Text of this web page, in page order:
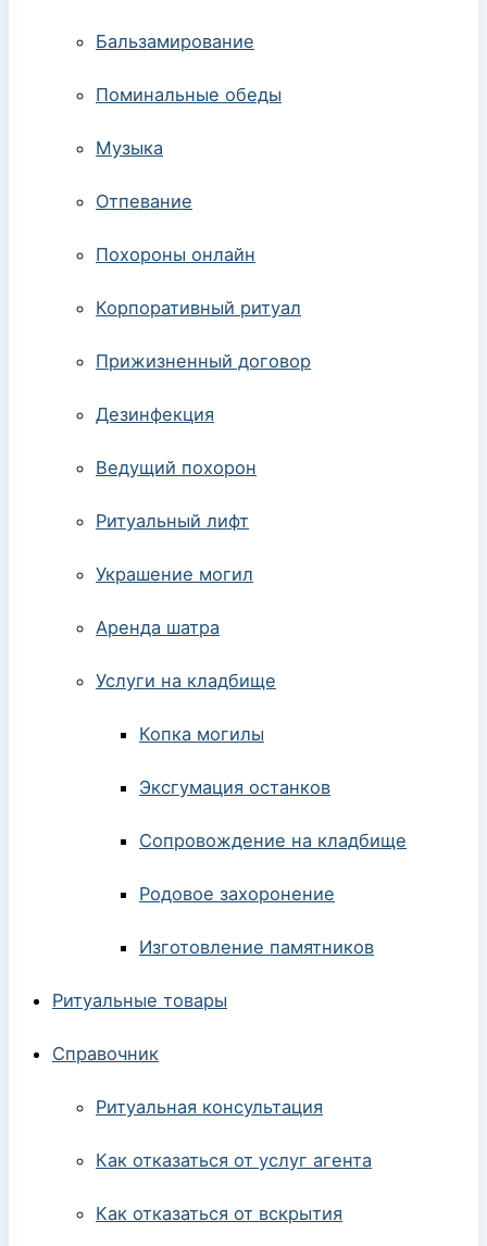
Бальзамирование
Поминальные обеды
Музыка
Отпевание
Похороны онлайн
Корпоративный ритуал
Прижизненный договор
Дезинфекция
Ведущий похорон
Ритуальный лифт
Украшение могил
Аренда шатра
Услуги на кладбище
Копка могилы
Эксгумация останков
Сопровождение на кладбище
Родовое захоронение
Изготовление памятников
Ритуальные товары
Справочник
Ритуальная консультация
Как отказаться от услуг агента
Как отказаться от вскрытия